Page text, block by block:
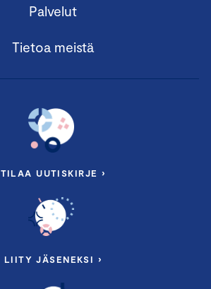
Palvelut
Tietoa meistä
TILAA UUTISKIRJE ›
LIITY JÄSENEKSI ›